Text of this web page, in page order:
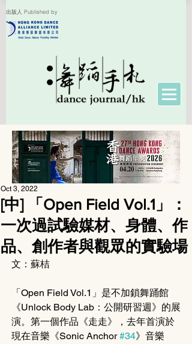
出版人 Published by
[中] 「Open Field Vol.1」：
一次過試驗媒材、身體、作
品、創作者與觀眾的實驗場
Oct 3, 2022
文：蘇桔
「Open Field Vol.1」是不加鎖舞踊館
《Unlock Body Lab：公開研習週》的展
演。第一個作品《走走》，去年首演於
現在音樂《Sonic Anchor #34》音樂